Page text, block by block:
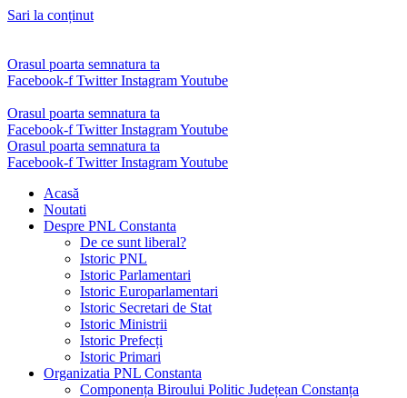
Sari la conținut
Orasul poarta semnatura ta
Facebook-f Twitter InstagramYoutube
Orasul poarta semnatura ta
Facebook-f Twitter InstagramYoutube
Orasul poarta semnatura ta
Facebook-f Twitter InstagramYoutube
Acasă
Noutati
Despre PNL Constanta
De ce sunt liberal?
Istoric PNL
Istoric Parlamentari
Istoric Europarlamentari
Istoric Secretari de Stat
Istoric Ministrii
Istoric Prefecți
Istoric Primari
Organizatia PNL Constanta
Componența Biroului Politic Județean Constanța